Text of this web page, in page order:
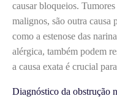
causar bloqueios.
malignos, são outra causa
como a estenose das
alérgica, também podem
a causa exata é crucial
Diagnóstico da obstrução